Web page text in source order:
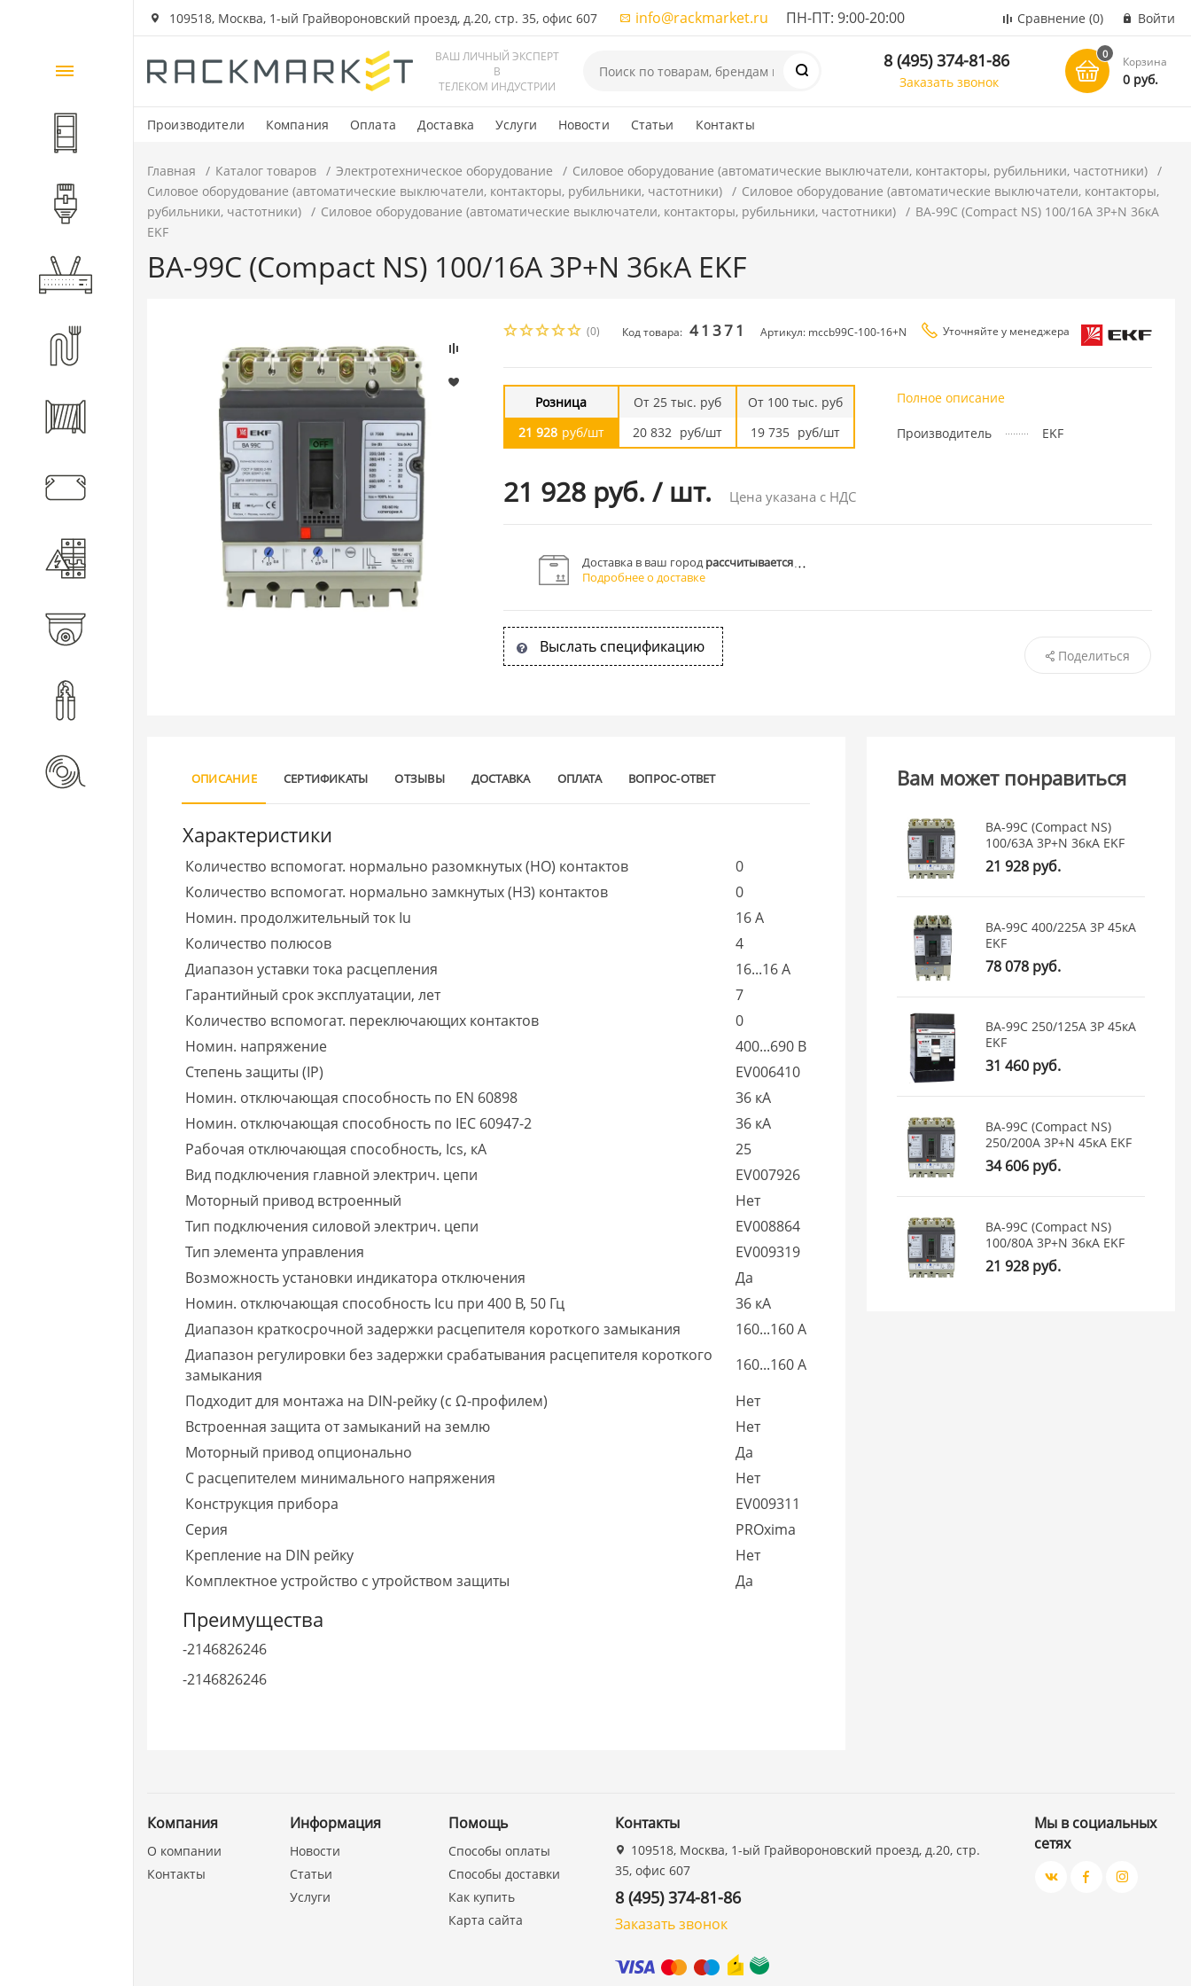
109518, Москва, 1-ый Грайвороновский проезд, д.20, стр. 35, офис 607 info@rackmarket.ru ПН-ПТ: 9:00-20:00 Сравнение (0) Войти
ВАШ ЛИЧНЫЙ ЭКСПЕРТ
В
ТЕЛЕКОМ ИНДУСТРИИ
8 (495) 374-81-86
Заказать звонок
0
Корзина
0 руб.
Производители Компания Оплата Доставка Услуги Новости Статьи Контакты
Каталог
товаров
Шкафы и стойки
Компоненты СКС
Активное оборудование
Кабеленесущие системы
Электротехническое
Расходные материалы
Главная Каталог товаров Электротехническое оборудование
Силовое оборудование (автоматические выключатели, контакторы, рубильники, частотники)
Силовое оборудование (автоматические выключатели, контакторы, рубильники, частотники)
Силовое оборудование (автоматические выключатели, контакторы,
рубильники, частотники)
Силовое оборудование (автоматические выключатели, контакторы, рубильники, частотники)
ВА-99C (Compact NS) 100/16А 3P+N 36кА
EKF
ВА-99C (Compact NS) 100/16А 3P+N 36кА EKF
(0) Код товара: 41371 Артикул: mccb99C-100-16+N Уточняйте у менеджера
Розница
21 928 руб/шт
От 25 тыс. руб
20 832 руб/шт
От 100 тыс. руб
19 735 руб/шт
21 928 руб. / шт. Цена указана с НДС
Полное описание
Производитель EKF
Доставка в ваш городрассчитывается
Подробнее о доставке
Выслать спецификацию Поделиться
ОПИСАНИЕ СЕРТИФИКАТЫ ОТЗЫВЫ ДОСТАВКА ОПЛАТА ВОПРОС-ОТВЕТ
Характеристики
Количество вспомогат. нормально разомкнутых (НО) контактов
0
Количество вспомогат. нормально замкнутых (НЗ) контактов
0
Номин. продолжительный ток Iu
16 А
Количество полюсов
4
Диапазон уставки тока расцепления
16...16 А
Гарантийный срок эксплуатации, лет
7
Количество вспомогат. переключающих контактов
0
Номин. напряжение
400...690 В
Степень защиты (IP)
EV006410
Номин. отключающая способность по EN 60898
36 кА
Номин. отключающая способность по IEC 60947-2
36 кА
Рабочая отключающая способность, Ics, кА
25
Вид подключения главной электрич. цепи
EV007926
Моторный привод встроенный
Нет
Тип подключения силовой электрич. цепи
EV008864
Тип элемента управления
EV009319
Возможность установки индикатора отключения
Да
Номин. отключающая способность Icu при 400 В, 50 Гц
36 кА
Диапазон краткосрочной задержки расцепителя короткого замыкания
160...160 А
Диапазон регулировки без задержки срабатывания расцепителя короткого
замыкания
160...160 А
Подходит для монтажа на DIN-рейку (с Ω-профилем)
Нет
Встроенная защита от замыканий на землю
Нет
Моторный привод опционально
Да
С расцепителем минимального напряжения
Нет
Конструкция прибора
EV009311
Серия
PROxima
Крепление на DIN рейку
Нет
Комплектное устройство с утройством защиты
Да
Преимущества
-2146826246
-2146826246
Вам может понравиться
ВА-99C (Compact NS)
100/63А 3P+N 36кА EKF
21 928 руб.
ВА-99C 400/225А 3P 45кА
EKF
78 078 руб.
ВА-99C 250/125А 3P 45кА
EKF
31 460 руб.
ВА-99C (Compact NS)
250/200А 3P+N 45кА EKF
34 606 руб.
ВА-99C (Compact NS)
100/80А 3P+N 36кА EKF
21 928 руб.
Компания
О компании
Контакты
Информация
Новости
Статьи
Услуги
Помощь
Способы оплаты
Способы доставки
Как купить
Карта сайта
Контакты
109518, Москва, 1-ый Грайвороновский проезд, д.20, стр.
35, офис 607
8 (495) 374-81-86
Заказать звонок
Мы в социальных
сетях